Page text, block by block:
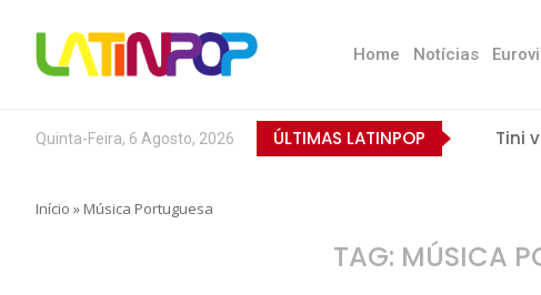
Home Notícias
Quinta-Feira, 6 Agosto, 2026 ÚLTIMAS LATINPOP Tini
Início » Música Portuguesa
TAG: MÚSICA